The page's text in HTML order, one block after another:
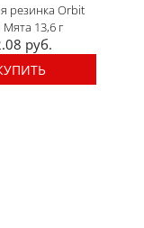
резинка Orbit
Мята 13,6 г
руб.